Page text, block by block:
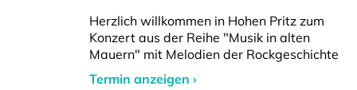
Herzlich willkommen in Hohen Pritz zum
Konzert aus der Reihe "Musik in alten
Mauern" mit Melodien der Rockgeschichte
Termin anzeigen ›